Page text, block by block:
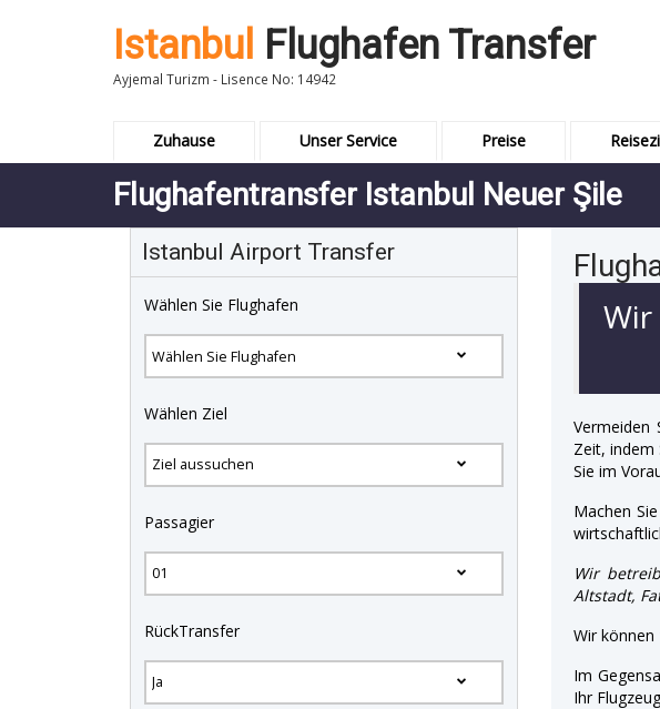
Istanbul Flughafen Transfer
Ayjemal Turizm - Lisence No: 14942
Zuhause Unser Service Preise
Flughafentransfer Istanbul Neuer Şile
Istanbul Airport Transfer
Wählen Sie Flughafen
Wählen Ziel
Passagier
RückTransfer
Vermeiden
Zeit, indem
Sie im
Machen
Wir
Altstadt,
Wir können
Im
Ihr